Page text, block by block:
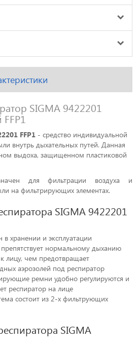
SIGMA 9422201
FFP1 - средство индивидуальной
внутрь дыхательных путей. Данная
выдоха, защищенном пластиковой
для фильтрации воздуха и
на фильтрирующих элементах.
SIGMA 9422201
в хранении и эксплуатации
нормальному дыханию
лицу, чем предотвращает
аэрозолей под респиратор
ремни удобно регулируются и
респиратор на лице
состоит из 2-х фильтрующих
SIGMA